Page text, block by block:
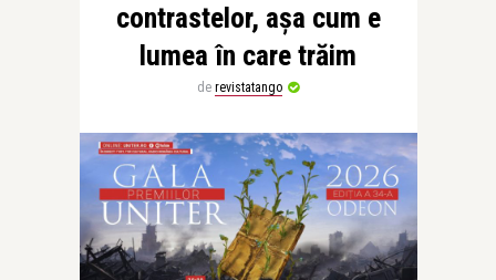
contrastelor, așa cum e
lumea în care trăim
de revistatango